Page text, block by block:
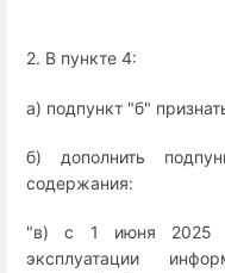
2. В пункте 4:
а) подпункт "б"
б) дополнить
содержания:
"в) с 1 июня 2025
эксплуатации